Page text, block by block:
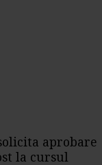
aprobare
la cursul